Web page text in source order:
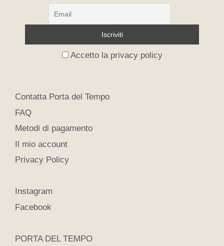
Accetto la privacy policy
Contatta Porta del Tempo
FAQ
Metodi di pagamento
Il mio account
Privacy Policy
Instagram
Facebook
PORTA DEL TEMPO